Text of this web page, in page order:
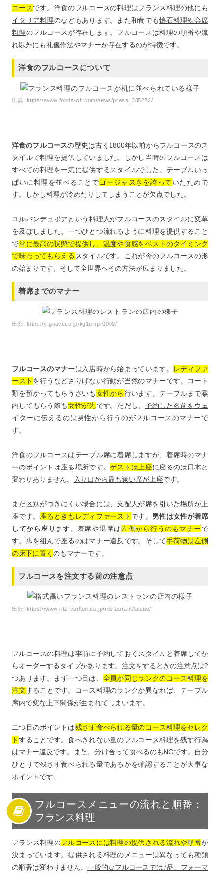
コースです。洋食のフルコースの料理はフランス料理の他にも
イタリア料理のなどもあります。また和食でも懐石料理や会席
料理のフルコースが存在します。フルコースは料理の順番や流
れ以外にも礼儀作法やマナーが存在するのが特徴です。
洋食のフルコースについて
出典:https://www.foods-ch.com/news/press_335222/
洋食のフルコースの歴史は古く1800年以前からフルコースのス
タイルで料理を提供していました。しかし当時のフルコースは
すべての料理を一気に提供するスタイルでした。テーブルいっ
ぱいに料理を並べることでゴージャスさを誇って いたためで
す。しかし料理が冷めたりしてしまうことが欠点でした。
ユルバンデュボアという料理人がフルコースのスタイルに変革
を及ぼしました。一つひとつ流れるように料理を提供すること
で常に最高の状態で提供し、温度や食感をベストのタイミング
で味わってもらえる スタイルです。これが今のフルコースの形
の始まりです。そして全世界へその方法が広まりました。
着席までのマナー
出典:https://r.gnavi.co.jp/kg1urrpr0000/
フルコースのマナーは入店時から始まっています。
レディファ
ースト を行うなどさりげない行動が当然のマナーです。コート
類を預かってもらうさいも女性から行います。テーブルまで案
内してもらう際も女性が先です。ただし、 予約した名前をウェ
イターに伝えるのは男性から行う のがフルコースのマナーで
す。
洋食のフルコースはテーブル席に着席しますが、着席時のマナ
ーのポイントは座る場所です。ゲストは上座に座るのは日本と
変わりありません。
入り口から最も遠い席が上座です。
また区別がつきにくい場合には、支配人が席を引いた場所が上
座です。 座るときもレディファースト です。 男性は女性が着席
してから座り ます。着席や退席は左側から行うのもマナーで
す。脚を組んで座るのはマナー違反です。そして手荷物は左側
の床下に置く のもマナーです。
フルコースを注文する前の注意点
出典:https://www.ritz-carlton.co.jp/restaurant/labaie/
フルコースの料理は事前に予約しておくスタイルと着席してか
らオーダーするタイプがあります。注文をするときの注意点は2
つあります。まず一つ目は、 全員が同じランクのコース料理を
注文することです。コース料理のランクが異なれば、テーブル
席内で変な上下関係が生まれてしまいます。
二つ目のポイントは残さず食べられる量のコース料理をセレク
トすることです。食べきれない量のフルコース料理を残す行為
はマナー違反です。また、分け合って食べるのもNGです。自分
ひとりで残さず食べられる量であるかを確認することが大事な
ポイントです。
フルコースメニューの流れと順番：
フランス料理
フランス料理のフルコースには料理の提供される流れや順番が
決まっています。提供される料理のメニューは異なっても種類
の順番は変わりません。 一般的なフルコースでは7品、フォーマ